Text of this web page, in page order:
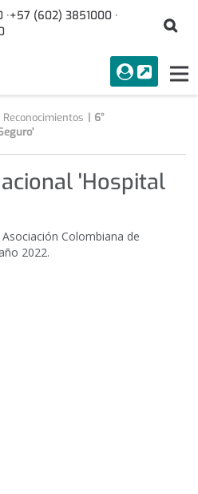
·+57 (602) 3851000 ·
menuAcceso
Buscar
6°
'Hospital
Colombiana de
2022.